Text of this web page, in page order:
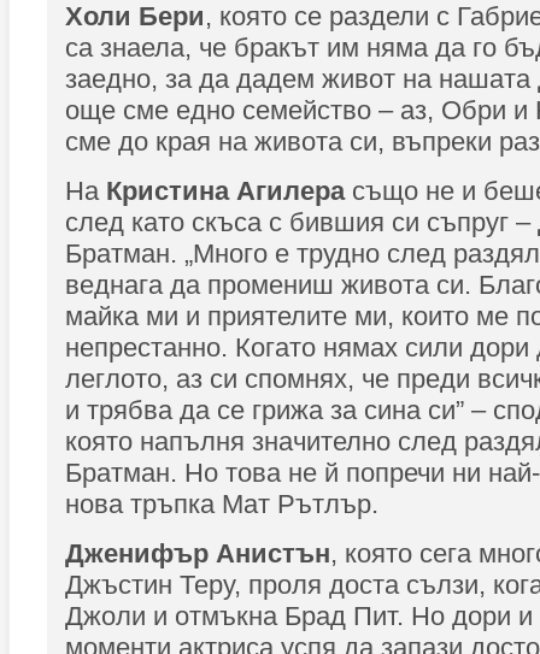
Холи Бери, която се раздели с
са знаела, че бракът им няма да го
заедно, за да дадем живот на
още сме едно семейство – аз, Обри
сме до края на живота си, въпреки
НаКристина Агилера също не и
след като скъса с бившия си съпруг
Братман. „Много е трудно след
веднага да промениш живота си.
майка ми и приятелите ми, които ме
непрестанно. Когато нямах сили дори
леглото, аз си спомнях, че преди
и трябва да се грижа за сина си” –
която напълня значително след
Братман. Но това не й попречи ни
нова тръпка Мат Рътлър.
Дженифър Анистън, която сега
Джъстин Теру, проля доста сълзи,
Джоли и отмъкна Брад Пит. Но дори и
моменти актриса успя да запази